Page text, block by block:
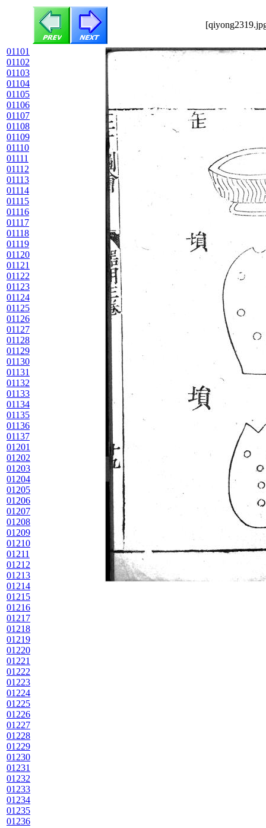
01101
01102
01103
01104
01105
01106
01107
01108
01109
01110
01111
01112
01113
01114
01115
01116
01117
01118
01119
01120
01121
01122
01123
01124
01125
01126
01127
01128
01129
01130
01131
01132
01133
01134
01135
01136
01137
01201
01202
01203
01204
01205
01206
01207
01208
01209
01210
01211
01212
01213
01214
01215
01216
01217
01218
01219
01220
01221
01222
01223
01224
01225
01226
01227
01228
01229
01230
01231
01232
01233
01234
01235
01236